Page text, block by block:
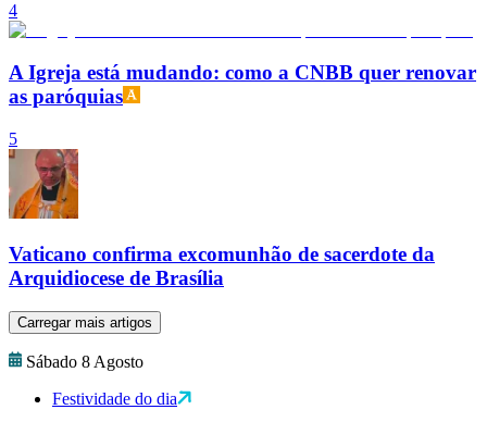
4
A Igreja está mudando: como a CNBB quer renovar
as paróquias
5
Vaticano confirma excomunhão de sacerdote da
Arquidiocese de Brasília
Carregar mais artigos
Sábado 8 Agosto
Festividade do dia